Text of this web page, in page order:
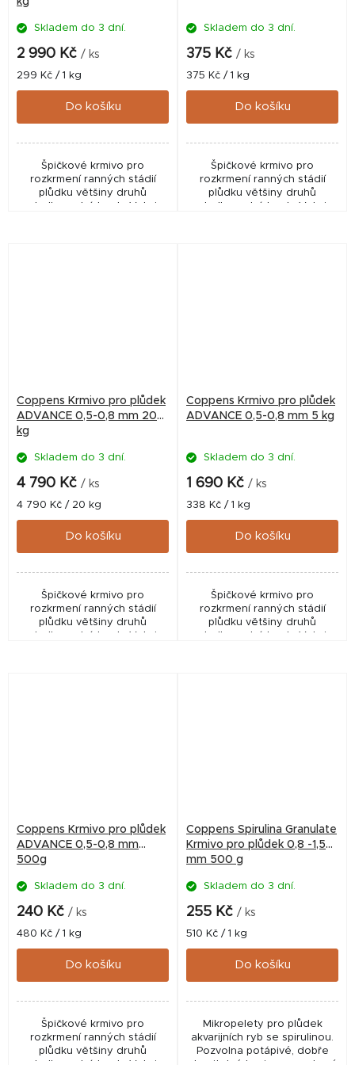
Skladem do 3 dní.
2 990 Kč / ks
Měrná
cena:
299 Kč / 1 kg
Do košíku
Špičkové krmivo pro
rozkrmení ranných stádií
plůdku většiny druhů
Skladem do 3 dní.
375 Kč / ks
Měrná
cena:
375 Kč / 1 kg
Do košíku
Špičkové krmivo pro
rozkrmení ranných stádií
plůdku většiny druhů
Coppens Krmivo pro plůdek
ADVANCE 0,5-0,8 mm 20
kg
Skladem do 3 dní.
4 790 Kč / ks
Měrná
cena:
4 790 Kč / 20 kg
Do košíku
Špičkové krmivo pro
rozkrmení ranných stádií
plůdku většiny druhů
sladkovodních ryb. Velmi
Coppens Krmivo pro plůdek
ADVANCE 0,5-0,8 mm 5 kg
Skladem do 3 dní.
1 690 Kč / ks
Měrná
cena:
338 Kč / 1 kg
Do košíku
Špičkové krmivo pro
rozkrmení ranných stádií
plůdku většiny druhů
sladkovodních ryb. Velmi
Coppens Krmivo pro plůdek
ADVANCE 0,5-0,8 mm
500g
Skladem do 3 dní.
240 Kč / ks
Měrná
cena:
480 Kč / 1 kg
Do košíku
Špičkové krmivo pro
rozkrmení ranných stádií
plůdku většiny druhů
Coppens Spirulina Granulate
Krmivo pro plůdek 0,8 -1,5
mm 500 g
Skladem do 3 dní.
255 Kč / ks
Měrná
cena:
510 Kč / 1 kg
Do košíku
Mikropelety pro plůdek
akvarijních ryb se spirulinou.
Pozvolna potápivé, dobře